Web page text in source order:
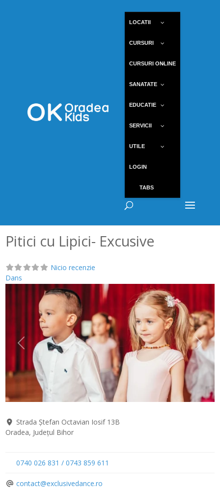
LOCATII
CURSURI
CURSURI ONLINE
SANATATE
EDUCATIE
SERVICII
UTILE
LOGIN
TABS
Pitici cu Lipici- Excusive
Nicio recenzie
Dans
Anterior
Strada Ștefan Octavian Iosif 13B
Oradea, Județul Bihor
0740 026 831 / 0743 859 611
contact@exclusivedance.ro